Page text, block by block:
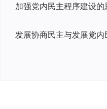
加强党内民主程序建设的
发展协商民主与发展党